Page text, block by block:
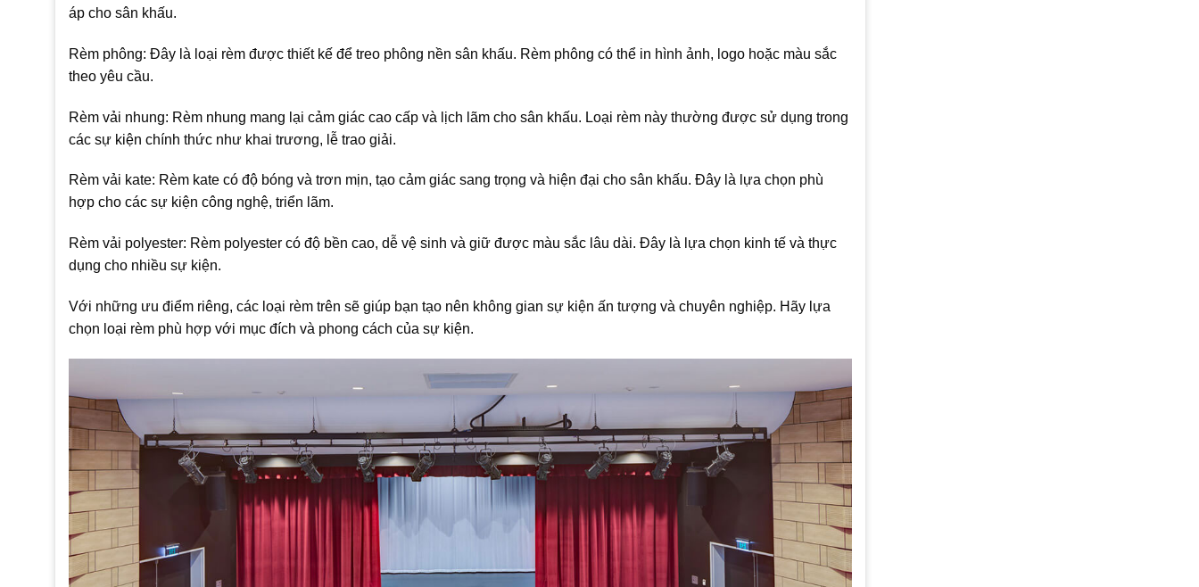
áp cho sân khấu.
Rèm phông: Đây là loại rèm được thiết kế để treo phông nền sân khấu. Rèm phông có thể in hình ảnh, logo hoặc màu sắc
theo yêu cầu.
Rèm vải nhung: Rèm nhung mang lại cảm giác cao cấp và lịch lãm cho sân khấu. Loại rèm này thường được sử dụng trong
các sự kiện chính thức như khai trương, lễ trao giải.
Rèm vải kate: Rèm kate có độ bóng và trơn mịn, tạo cảm giác sang trọng và hiện đại cho sân khấu. Đây là lựa chọn phù
hợp cho các sự kiện công nghệ, triển lãm.
Rèm vải polyester: Rèm polyester có độ bền cao, dễ vệ sinh và giữ được màu sắc lâu dài. Đây là lựa chọn kinh tế và thực
dụng cho nhiều sự kiện.
Với những ưu điểm riêng, các loại rèm trên sẽ giúp bạn tạo nên không gian sự kiện ấn tượng và chuyên nghiệp. Hãy lựa
chọn loại rèm phù hợp với mục đích và phong cách của sự kiện.